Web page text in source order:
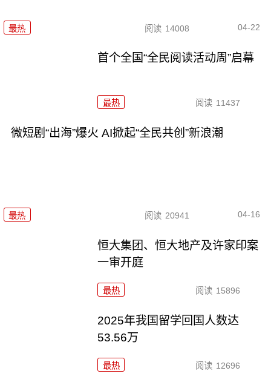
最热 阅读 14008 04-22
首个全国“全民阅读活动周”启幕
最热 阅读 11437
微短剧“出海”爆火 AI掀起“全民共创”新浪潮
最热 阅读 20941 04-16
恒大集团、恒大地产及许家印案
一审开庭
最热 阅读 15896
2025年我国留学回国人数达
53.56万
最热 阅读 12696